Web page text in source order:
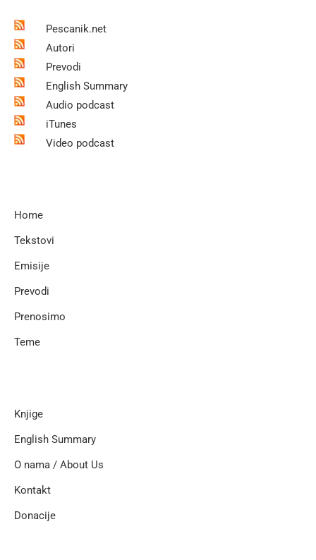
Pescanik.net
Autori
Prevodi
English Summary
Audio podcast
iTunes
Video podcast
Home
Tekstovi
Emisije
Prevodi
Prenosimo
Teme
Knjige
English Summary
O nama / About Us
Kontakt
Donacije